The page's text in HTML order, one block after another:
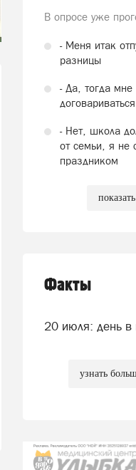
В опросе уже
- Меня итак
разницы
- Да, тогда мне
- Нет, школа
от семьи, я не
праздником
Факты
20 июля: день в
узнать